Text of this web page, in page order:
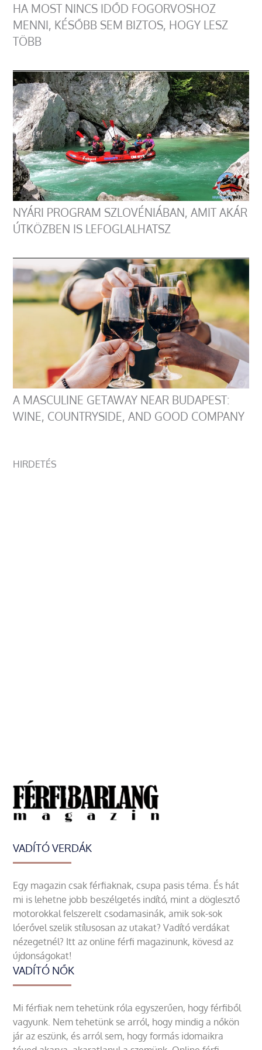
HA MOST NINCS IDŐD FOGORVOSHOZ
MENNI, KÉSŐBB SEM BIZTOS, HOGY LESZ
TÖBB
NYÁRI PROGRAM SZLOVÉNIÁBAN, AMIT AKÁR
ÚTKÖZBEN IS LEFOGLALHATSZ
A MASCULINE GETAWAY NEAR BUDAPEST:
WINE, COUNTRYSIDE, AND GOOD COMPANY
HIRDETÉS
VADÍTÓ VERDÁK
Egy magazin csak férfiaknak, csupa pasis téma. És hát
mi is lehetne jobb beszélgetés indító, mint a döglesztő
motorokkal felszerelt csodamasinák, amik sok-sok
lóerővel szelik stílusosan az utakat? Vadító verdákat
nézegetnél? Itt az online férfi magazinunk, kövesd az
újdonságokat!
VADÍTÓ NŐK
Mi férfiak nem tehetünk róla egyszerűen, hogy férfiből
vagyunk. Nem tehetünk se arról, hogy mindig a nőkön
jár az eszünk, és arról sem, hogy formás idomaikra